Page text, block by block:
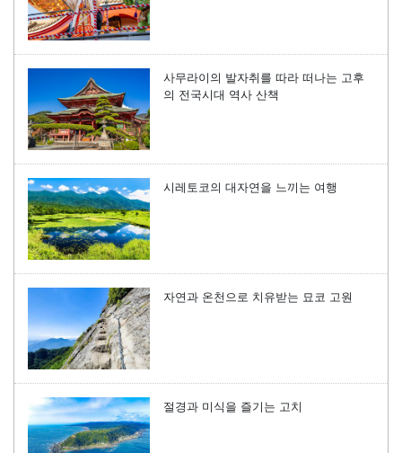
사무라이의 발자취를 따라 떠나는 고후
의 전국시대 역사 산책
시레토코의 대자연을 느끼는 여행
자연과 온천으로 치유받는 묘코 고원
절경과 미식을 즐기는 고치